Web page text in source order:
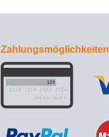
Zahlungsmöglichkeiten